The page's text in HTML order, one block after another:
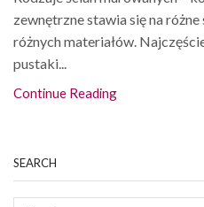
zewnętrzne stawia się na
różnych materiałów.
pustaki...
Continue Reading
SEARCH